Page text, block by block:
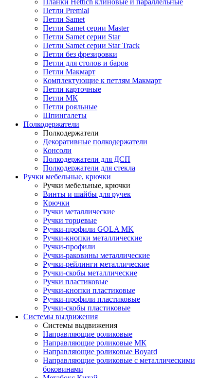
Планки Hettich клиновые и параллельные
Петли Premial
Петли Samet
Петли Samet серии Master
Петли Samet серии Star
Петли Samet серии Star Track
Петли без фрезировки
Петли для столов и баров
Петли Макмарт
Комплектующие к петлям Макмарт
Петли карточные
Петли МК
Петли рояльные
Шпингалеты
Полкодержатели
Полкодержатели
Декоративные полкодержатели
Консоли
Полкодержатели для ДСП
Полкодержатели для стекла
Ручки мебельные, крючки
Ручки мебельные, крючки
Винты и шайбы для ручек
Крючки
Ручки металлические
Ручки торцевые
Ручки-профили GOLA MK
Ручки-кнопки металлические
Ручки-профили
Ручки-раковины металлические
Ручки-рейлинги металлические
Ручки-скобы металлические
Ручки пластиковые
Ручки-кнопки пластиковые
Ручки-профили пластиковые
Ручки-скобы пластиковые
Системы выдвижения
Системы выдвижения
Направляющие роликовые
Направляющие роликовые МК
Направляющие роликовые Boyard
Направляющие роликовые с металлическими
боковинами